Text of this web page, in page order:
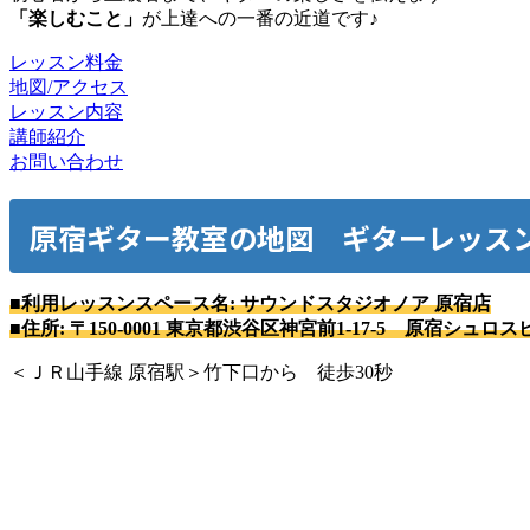
「楽しむこと」 が上達への一番の近道です♪
レッスン料金
地図/アクセス
レッスン内容
講師紹介
お問い合わせ
原宿ギター教室の地図 ギターレッス
■利用レッスンスペース名:サウンドスタジオノア 原宿店
■住所:〒150-0001 東京都渋谷区神宮前1-17-5 原宿シュロス
＜ＪＲ山手線 原宿駅＞竹下口から 徒歩30秒